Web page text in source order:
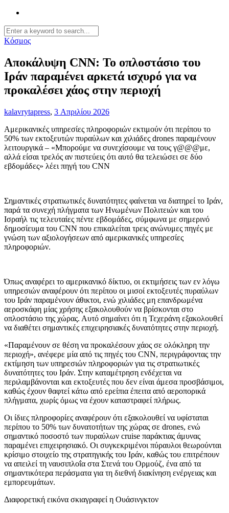
Κόσμος
Αποκάλυψη CNN: Το οπλοστάσιο του
Ιράν παραμένει αρκετά ισχυρό για να
προκαλέσει χάος στην περιοχή
kalavrytapress, 3 Απριλίου 2026
Αμερικανικές υπηρεσίες πληροφοριών εκτιμούν ότι περίπου το
50% των εκτοξευτών πυραύλων και χιλιάδες drones παραμένουν
λειτουργικά – «Μπορούμε να συνεχίσουμε να τους γ@@@με,
αλλά είσαι τρελός αν πιστεύεις ότι αυτό θα τελειώσει σε δύο
εβδομάδες» λέει πηγή του CNN
Σημαντικές στρατιωτικές δυνατότητες φαίνεται να διατηρεί το Ιράν,
παρά τα συνεχή πλήγματα των Ηνωμένων Πολιτειών και του
Ισραήλ τις τελευταίες πέντε εβδομάδες, σύμφωνα με σημερινό
δημοσίευμα του CNN που επικαλείται τρεις ανώνυμες πηγές με
γνώση των αξιολογήσεων από αμερικανικές υπηρεσίες
πληροφοριών.
Όπως αναφέρει το αμερικανικό δίκτυο, οι εκτιμήσεις των εν λόγω
υπηρεσιών αναφέρουν ότι περίπου οι μισοί εκτοξευτές πυραύλων
του Ιράν παραμένουν άθικτοι, ενώ χιλιάδες μη επανδρωμένα
αεροσκάφη μίας χρήσης εξακολουθούν να βρίσκονται στο
οπλοστάσιο της χώρας. Αυτό σημαίνει ότι η Τεχεράνη εξακολουθεί
να διαθέτει σημαντικές επιχειρησιακές δυνατότητες στην περιοχή.
«Παραμένουν σε θέση να προκαλέσουν χάος σε ολόκληρη την
περιοχή», ανέφερε μία από τις πηγές του CNN, περιγράφοντας την
εκτίμηση των υπηρεσιών πληροφοριών για τις στρατιωτικές
δυνατότητες του Ιράν. Στην καταμέτρηση ενδέχεται να
περιλαμβάνονται και εκτοξευτές που δεν είναι άμεσα προσβάσιμοι,
καθώς έχουν θαφτεί κάτω από ερείπια έπειτα από αεροπορικά
πλήγματα, χωρίς όμως να έχουν καταστραφεί πλήρως.
Οι ίδιες πληροφορίες αναφέρουν ότι εξακολουθεί να υφίσταται
περίπου το 50% των δυνατοτήτων της χώρας σε drones, ενώ
σημαντικό ποσοστό των πυραύλων cruise παράκτιας άμυνας
παραμένει επιχειρησιακό. Οι συγκεκριμένοι πύραυλοι θεωρούνται
κρίσιμο στοιχείο της στρατηγικής του Ιράν, καθώς του επιτρέπουν
να απειλεί τη ναυσιπλοΐα στα Στενά του Ορμούζ, ένα από τα
σημαντικότερα περάσματα για τη διεθνή διακίνηση ενέργειας και
εμπορευμάτων.
Διαφορετική εικόνα σκιαγραφεί η Ουάσινγκτον